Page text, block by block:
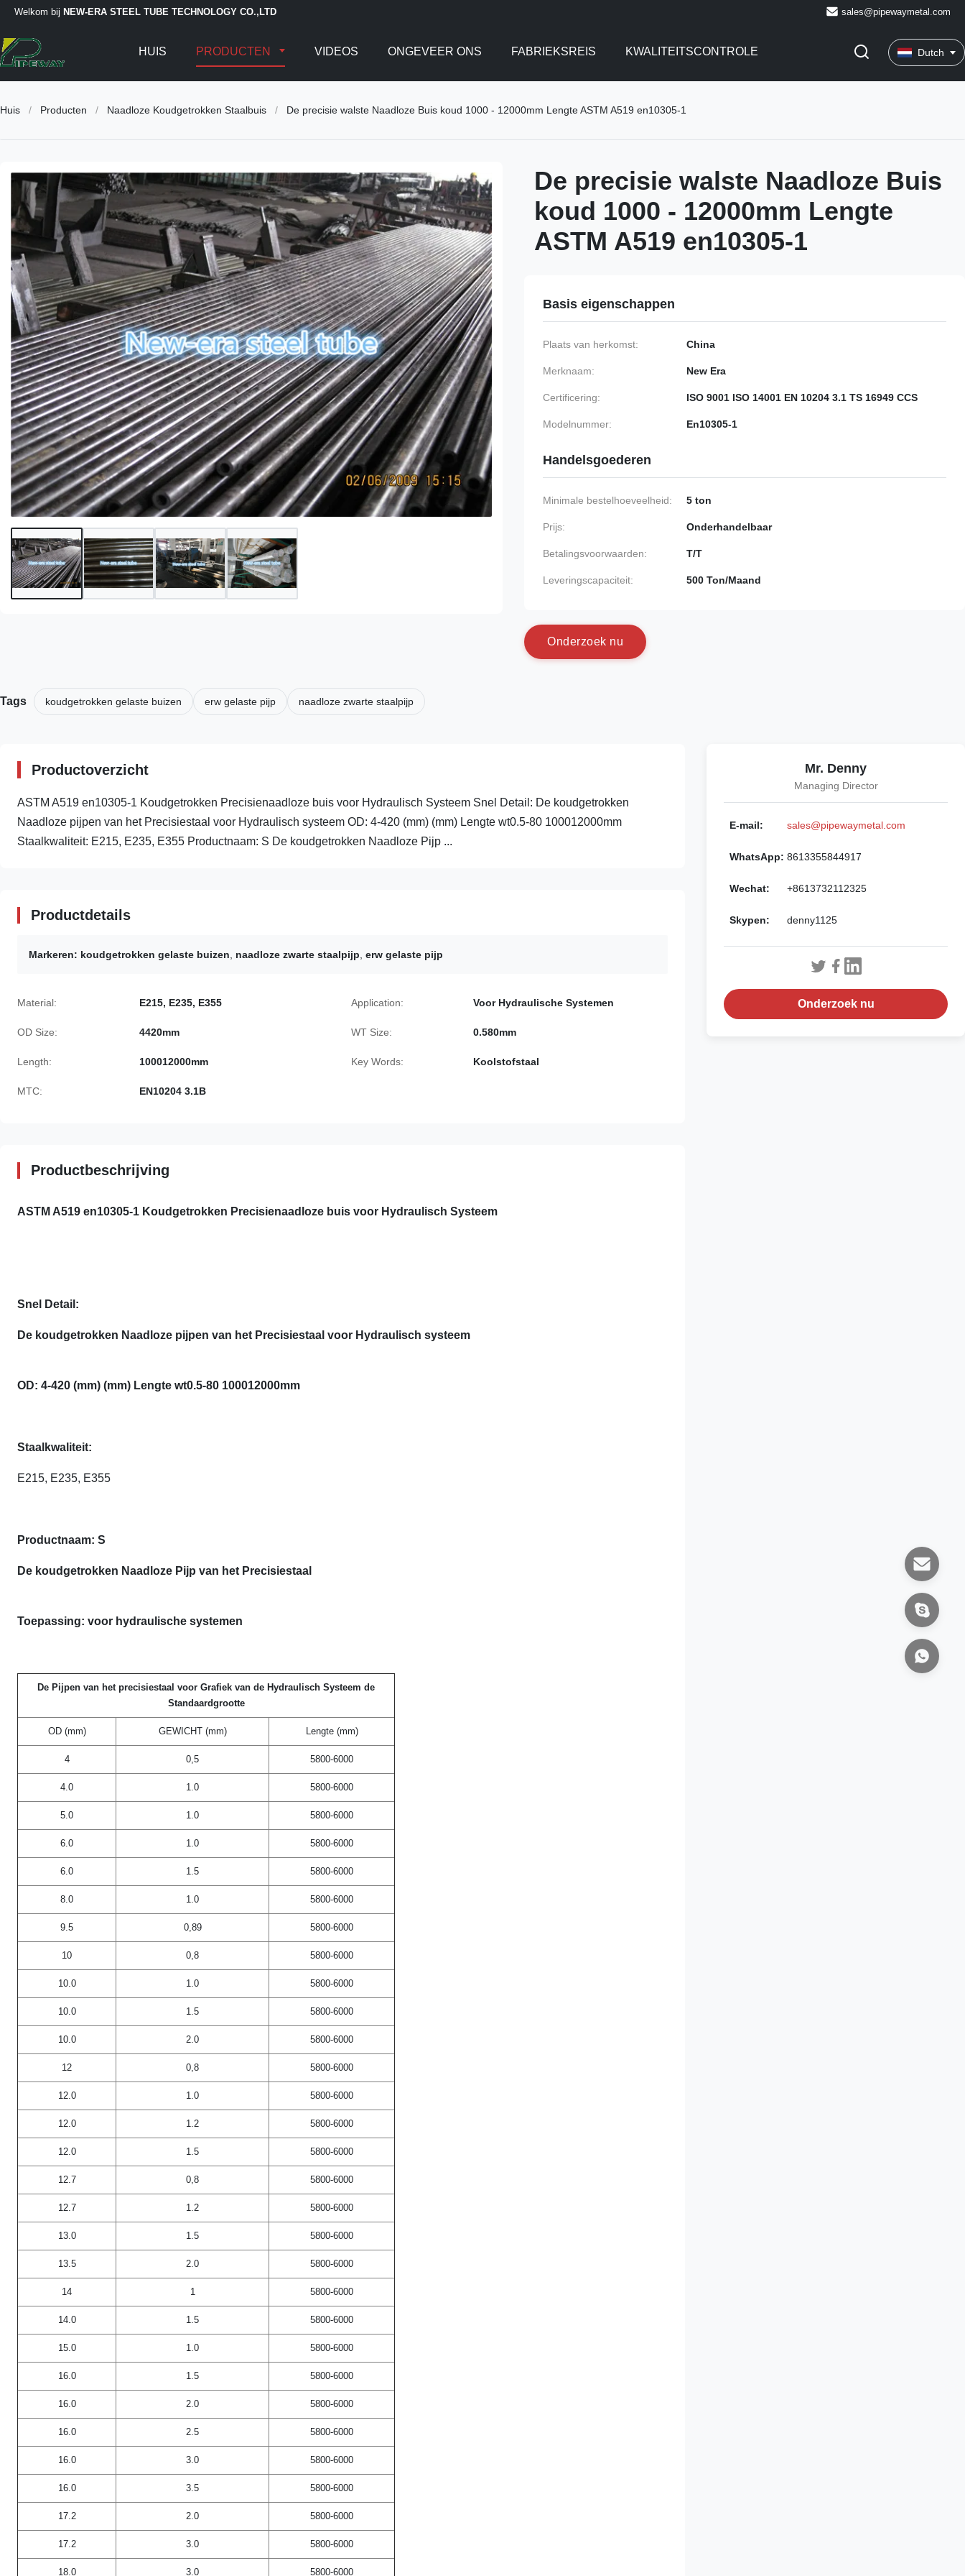
Welkom bij NEW-ERA STEEL TUBE TECHNOLOGY CO.,LTD sales@pipewaymetal.com
HUIS PRODUCTEN VIDEOS ONGEVEER ONS FABRIEKSREIS KWALITEITSCONTROLE Dutch
Huis / Producten / Naadloze Koudgetrokken Staalbuis / De precisie walste Naadloze Buis koud 1000 - 12000mm Lengte ASTM A519 en10305-1
De precisie walste Naadloze Buis
koud 1000 - 12000mm Lengte
ASTM A519 en10305-1
Basis eigenschappen
Plaats van herkomst: China
Merknaam: New Era
Certificering: ISO 9001 ISO 14001 EN 10204 3.1 TS 16949 CCS
Modelnummer: En10305-1
Handelsgoederen
Minimale bestelhoeveelheid: 5 ton
Prijs: Onderhandelbaar
Betalingsvoorwaarden: T/T
Leveringscapaciteit: 500 Ton/Maand
Onderzoek nu
Tags koudgetrokken gelaste buizen erw gelaste pijp naadloze zwarte staalpijp
Productoverzicht
ASTM A519 en10305-1 Koudgetrokken Precisienaadloze buis voor Hydraulisch Systeem Snel Detail: De koudgetrokken
Naadloze pijpen van het Precisiestaal voor Hydraulisch systeem OD: 4-420 (mm) (mm) Lengte wt0.5-80 100012000mm
Staalkwaliteit: E215, E235, E355 Productnaam: S De koudgetrokken Naadloze Pijp ...
Productdetails
Markeren: koudgetrokken gelaste buizen naadloze zwarte staalpijp erw gelaste pijp
Material: E215, E235, E355 Application: Voor Hydraulische Systemen
OD Size: 4420mm WT Size: 0.580mm
Length: 100012000mm Key Words: Koolstofstaal
MTC: EN10204 3.1B
Productbeschrijving
ASTM A519 en10305-1 Koudgetrokken Precisienaadloze buis voor Hydraulisch Systeem
Snel Detail:
De koudgetrokken Naadloze pijpen van het Precisiestaal voor Hydraulisch systeem
OD: 4-420 (mm) (mm) Lengte wt0.5-80 100012000mm
Staalkwaliteit:
E215, E235, E355
Productnaam: S
De koudgetrokken Naadloze Pijp van het Precisiestaal
Toepassing: voor hydraulische systemen
De Pijpen van het precisiestaal voor Grafiek van de Hydraulisch Systeem de
Standaardgrootte
OD (mm) GEWICHT (mm) Lengte (mm)
4 0,5 5800-6000
4.0 1.0 5800-6000
5.0 1.0 5800-6000
6.0 1.0 5800-6000
6.0 1.5 5800-6000
8.0 1.0 5800-6000
9.5 0,89 5800-6000
10 0,8 5800-6000
10.0 1.0 5800-6000
10.0 1.5 5800-6000
10.0 2.0 5800-6000
12 0,8 5800-6000
12.0 1.0 5800-6000
12.0 1.2 5800-6000
12.0 1.5 5800-6000
12.7 0,8 5800-6000
12.7 1.2 5800-6000
13.0 1.5 5800-6000
13.5 2.0 5800-6000
14 1 5800-6000
14.0 1.5 5800-6000
15.0 1.0 5800-6000
16.0 1.5 5800-6000
16.0 2.0 5800-6000
16.0 2.5 5800-6000
16.0 3.0 5800-6000
16.0 3.5 5800-6000
17.2 2.0 5800-6000
17.2 3.0 5800-6000
18.0 3.0 5800-6000
Mr. Denny
Managing Director
E-mail: sales@pipewaymetal.com
WhatsApp: 8613355844917
Wechat: +8613732112325
Skypen: denny1125
Onderzoek nu